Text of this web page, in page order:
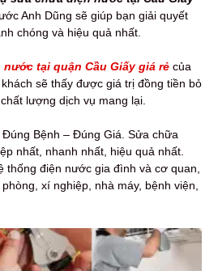
Anh Dũng sẽ giúp bạn giải quyết
chóng và hiệu quả nhất.
tại quận Cầu Giấy giá rẻ của
sẽ thấy được giá trị đồng tiền bỏ
lượng dịch vụ mang lại.
Bệnh – Đúng Giá. Sửa chữa
nhất, nhanh nhất, hiệu quả nhất.
thống điện nước gia đình và cơ quan,
xí nghiệp, nhà máy, bệnh viện,